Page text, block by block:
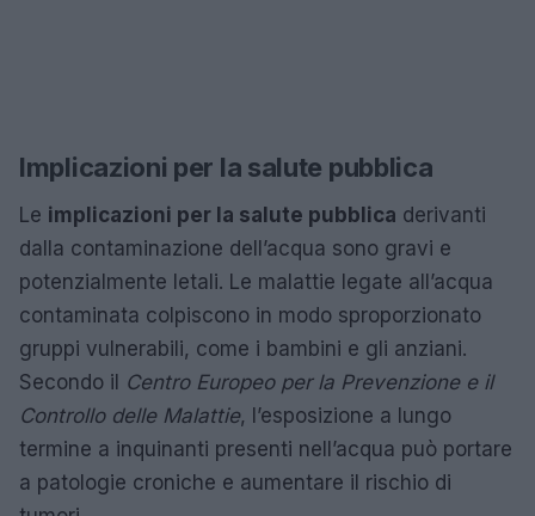
Implicazioni per la salute pubblica
Le implicazioni per la salute pubblica derivanti
dalla contaminazione dell’acqua sono gravi e
potenzialmente letali. Le malattie legate all’acqua
contaminata colpiscono in modo sproporzionato
gruppi vulnerabili, come i bambini e gli anziani.
Secondo il Centro Europeo per la Prevenzione e il
Controllo delle Malattie, l’esposizione a lungo
termine a inquinanti presenti nell’acqua può portare
a patologie croniche e aumentare il rischio di